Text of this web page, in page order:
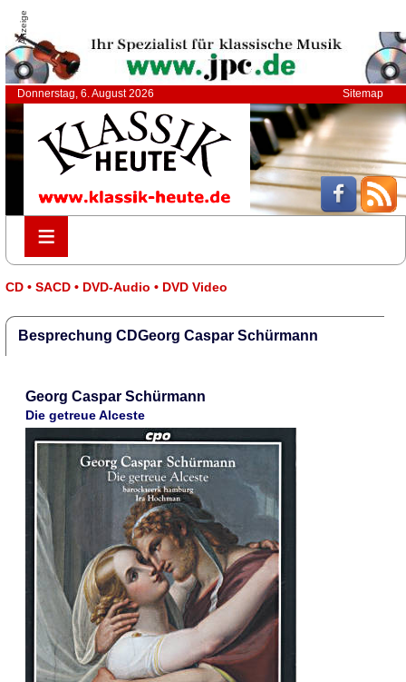
Anzeige
Donnerstag, 6. August 2026 Sitemap
≡
≡
CD • SACD • DVD-Audio • DVD Video
Besprechung CDGeorg Caspar Schürmann
Georg Caspar Schürmann
Die getreue Alceste